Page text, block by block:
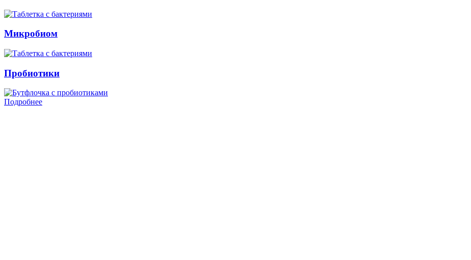
Микробиом
Пробиотики
Подробнее